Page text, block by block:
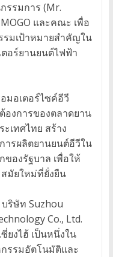
รรมการ (Mr.
และคณะ เพื่อ
รมเป้าหมายสำคัญใน
อร์ยานยนต์ไฟฟ้า
มอเตอร์ไซค์อีวี
องการของตลาดยาน
เทศไทย สร้าง
ารผลิตยานยนต์อีวีใน
องรัฐบาล เพื่อให้
มัยใหม่ที่ยั่งยืน
ริษัท Suzhou
Co., Ltd.
ยงไฮ้ เป็นหนึ่งใน
รรมอัตโนมัติและ